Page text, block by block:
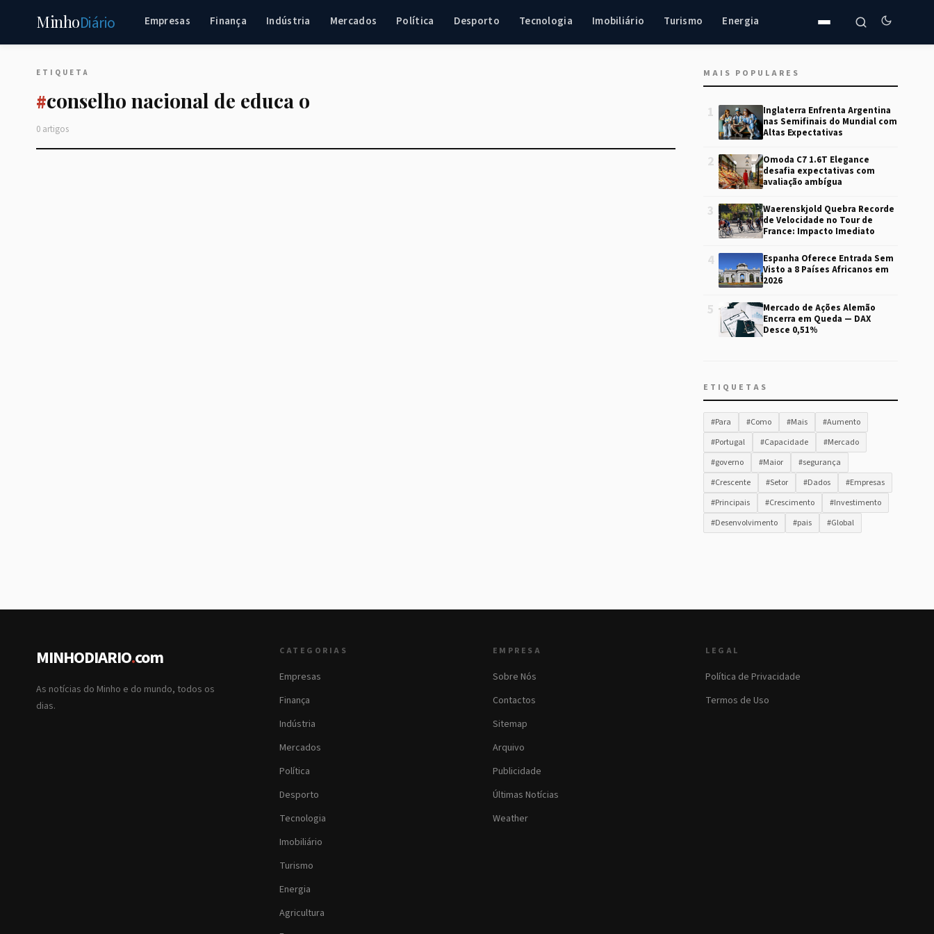
MinhoDiário Empresas Finança Indústria Mercados Política Desporto Tecnologia Imobiliário Turismo Energia
ETIQUETA
#conselho nacional de educa o
0 artigos
MAIS POPULARES
1
Inglaterra Enfrenta Argentina
nas Semifinais do Mundial com
Altas Expectativas
2
Omoda C7 1.6T Elegance
desafia expectativas com
avaliação ambígua
3
Waerenskjold Quebra Recorde
de Velocidade no Tour de
France: Impacto Imediato
4
Espanha Oferece Entrada Sem
Visto a 8 Países Africanos em
2026
5
Mercado de Ações Alemão
Encerra em Queda — DAX
Desce 0,51%
ETIQUETAS
#Para #Como #Mais
#Aumento
#Portugal
#Capacidade
#Mercado
#governo
#Maior
#segurança
#Crescente
#Setor #Dados
#Empresas
#Principais
#Crescimento
#Investimento
#Desenvolvimento
#pais #Global
MINHODIARIO.com
As notícias do Minho e do mundo, todos os
dias.
CATEGORIAS
Empresas
Finança
Indústria
Mercados
Política
Desporto
Tecnologia
Imobiliário
Turismo
Energia
Agricultura
EMPRESA
Sobre Nós
Contactos
Sitemap
Arquivo
Publicidade
Últimas Notícias
Weather
LEGAL
Política de Privacidade
Termos de Uso